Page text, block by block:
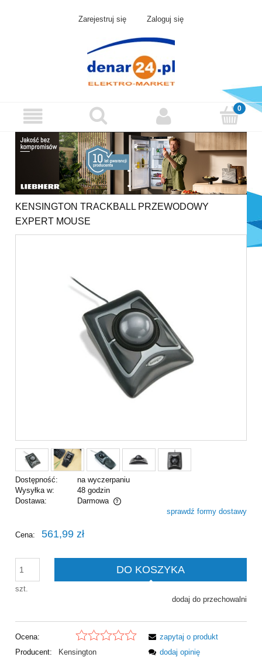
Zarejestruj się Zaloguj się
KENSINGTON TRACKBALL PRZEWODOWY
EXPERT MOUSE
Dostępność:
na wyczerpaniu
Wysyłka w:
48 godzin
Dostawa:
Darmowa
Cena nie zawiera ewentualnych kosztów płatnościsprawdź formy dostawy
Cena: 561,99 zł
szt.
DO KOSZYKA
dodaj do przechowalni
Ocena:
Producent:
Kensington
zapytaj o produkt
dodaj opinię